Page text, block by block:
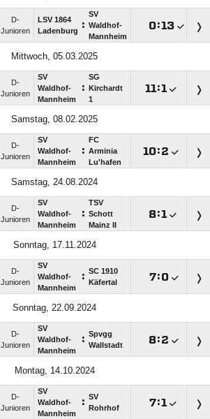
D-
Junioren
LSV 1864
Ladenburg :
SV
Waldhof-
Mannheim
:
Mittwoch, 05.03.2025
D-
Junioren
SV
Waldhof-
Mannheim
:
SG
Kirchardt
1
:
Samstag, 08.02.2025
D-
Junioren
SV
Waldhof-
Mannheim
:
FC
Arminia
Lu'hafen
:
Samstag, 24.08.2024
D-
Junioren
SV
Waldhof-
Mannheim
:
TSV
Schott
Mainz II
:
Sonntag, 17.11.2024
D-
Junioren
SV
Waldhof-
Mannheim
: SC 1910
Käfertal
:
Sonntag, 22.09.2024
D-
Junioren
SV
Waldhof-
Mannheim
: Spvgg
Wallstadt
:
Montag, 14.10.2024
D-
Junioren
SV
Waldhof-
Mannheim
: SV
Rohrhof
: